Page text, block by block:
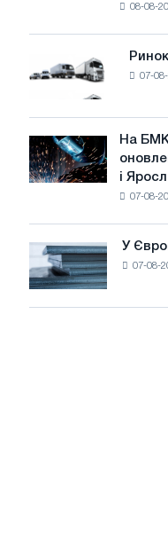
фотоелектричну
цілей
декарбонізації
08-08-
Ринок
нових
вантажівок
у
липні
07-
На
БМК
виробили
трамвайних
колій
На БМК
і
07-08-
Європі
виживуть
тільки
У
07-08-